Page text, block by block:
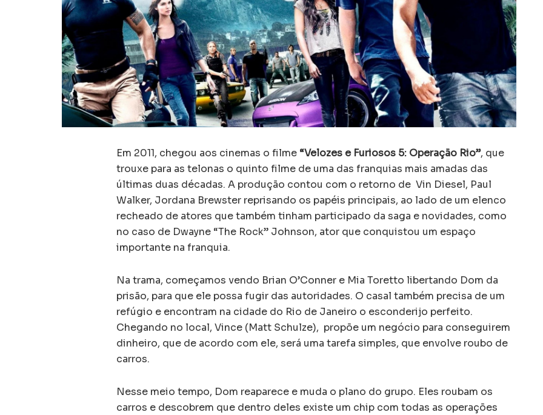
Em 2011, chegou aos cinemas o filme “Velozes e Furiosos 5: Operação Rio”, que
trouxe para as telonas o quinto filme de uma das franquias mais amadas das
últimas duas décadas. A produção contou com o retorno de Vin Diesel, Paul
Walker, Jordana Brewster reprisando os papéis principais, ao lado de um elenco
recheado de atores que também tinham participado da saga e novidades, como
no caso de Dwayne “The Rock” Johnson, ator que conquistou um espaço
importante na franquia.
Na trama, começamos vendo Brian O’Conner e Mia Toretto libertando Dom da
prisão, para que ele possa fugir das autoridades. O casal também precisa de um
refúgio e encontram na cidade do Rio de Janeiro o esconderijo perfeito.
Chegando no local, Vince (Matt Schulze), propõe um negócio para conseguirem
dinheiro, que de acordo com ele, será uma tarefa simples, que envolve roubo de
carros.
Nesse meio tempo, Dom reaparece e muda o plano do grupo. Eles roubam os
carros e descobrem que dentro deles existe um chip com todas as operações